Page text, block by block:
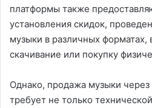
платформы также
установления скидок,
музыки в различных форматах,
скачивание или покупку
Однако, продажа музыки
требует не только